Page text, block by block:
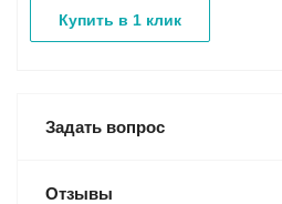
Купить в 1 клик
Задать вопрос
Отзывы